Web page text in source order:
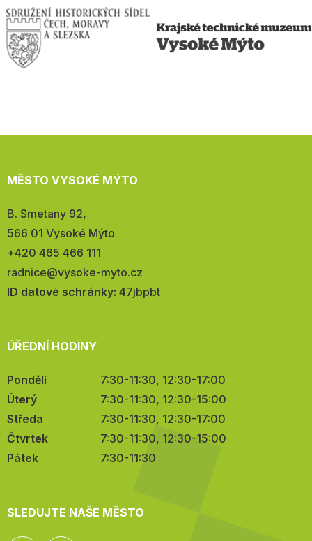
MĚSTO VYSOKÉ MÝTO
Adresa:
B. Smetany 92,
566 01 Vysoké Mýto
Telefon:
+420 465 466 111
E-
mail:
radnice@vysoke-myto.cz
ID datové schránky: 47jbpbt
ÚŘEDNÍ HODINY
Pondělí
7:30-11:30, 12:30-17:00
Úterý
7:30-11:30, 12:30-15:00
Středa
7:30-11:30, 12:30-17:00
Čtvrtek
7:30-11:30, 12:30-15:00
Pátek
7:30-11:30
SLEDUJTE NAŠE MĚSTO